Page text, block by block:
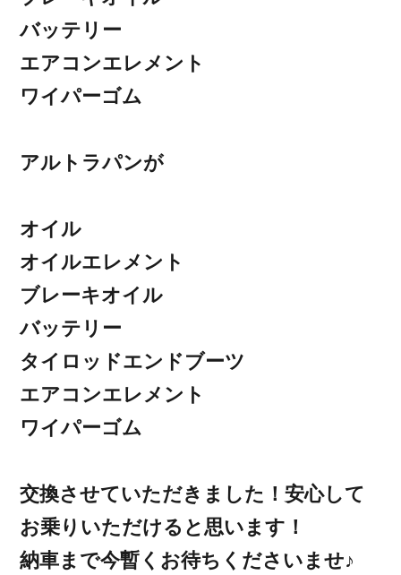
バッテリー
エアコンエレメント
ワイパーゴム
アルトラパンが
オイル
オイルエレメント
ブレーキオイル
バッテリー
タイロッドエンドブーツ
エアコンエレメント
ワイパーゴム
交換させていただきました！安心して
お乗りいただけると思います！
納車まで今暫くお待ちくださいませ♪